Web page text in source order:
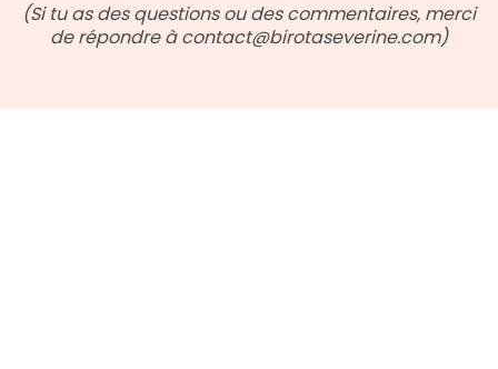
(Si tu as des questions ou des commentaires, merci
de répondre à contact@birotaseverine.com)